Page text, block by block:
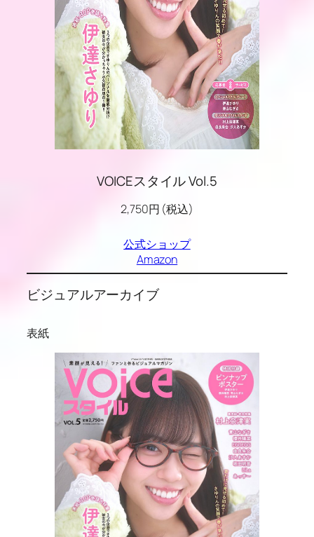
VOICEスタイル Vol.5
2,750円 (税込)
公式ショップ
Amazon
ビジュアルアーカイブ
表紙